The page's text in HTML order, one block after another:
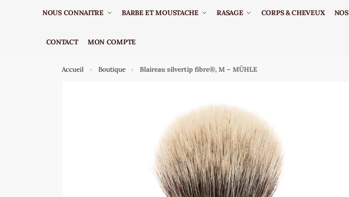
NOUS CONNAITRE BARBE ET MOUSTACHE RASAGE CORPS & CHEVEUX
CONTACT MON COMPTE
Accueil » Boutique » Blaireau silvertip fibre®, M – MÜHLE